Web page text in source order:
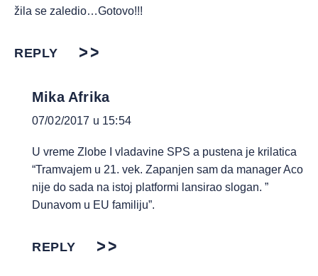
žila se zaledio…Gotovo!!!
REPLY
Mika Afrika
07/02/2017 u 15:54
U vreme Zlobe I vladavine SPS a pustena je krilatica
“Tramvajem u 21. vek. Zapanjen sam da manager Aco
nije do sada na istoj platformi lansirao slogan. ”
Dunavom u EU familiju”.
REPLY